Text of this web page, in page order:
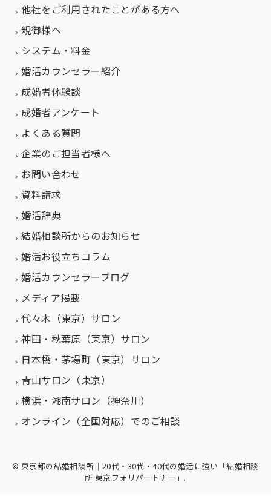
他社をご利用されたことがある方へ
親御様へ
システム・料金
婚活カウンセラー紹介
成婚者体験談
成婚者アンケート
よくある質問
企業のご担当者様へ
お問い合わせ
資料請求
婚活辞典
結婚相談所からのお知らせ
婚活お役立ちコラム
婚活カウンセラーブログ
メディア掲載
代々木（東京）サロン
神田・秋葉原（東京）サロン
日本橋・茅場町（東京）サロン
青山サロン（東京）
横浜・湘南サロン（神奈川）
オンライン（全国対応）でのご相談
© 東京都の結婚相談所｜20代・30代・40代の婚活に強い「結婚相談
所 東京フォリパートナー」.